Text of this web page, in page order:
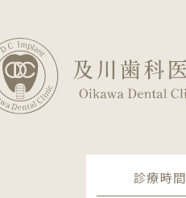
診療時間